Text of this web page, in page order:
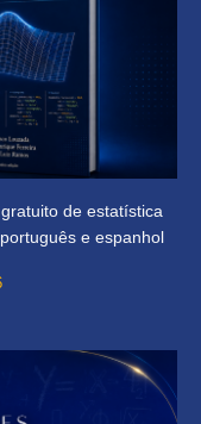
de estatística
e espanhol